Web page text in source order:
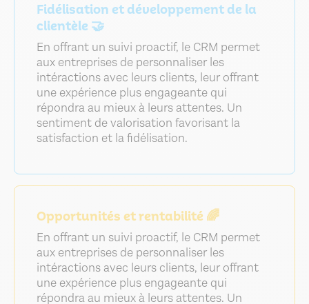
Fidélisation et développement de la
clientèle 🤝
En offrant un suivi proactif, le CRM permet
aux entreprises de personnaliser les
intéractions avec leurs clients, leur offrant
une expérience plus engageante qui
répondra au mieux à leurs attentes. Un
sentiment de valorisation favorisant la
satisfaction et la fidélisation.
Opportunités et rentabilité 🌈
En offrant un suivi proactif, le CRM permet
aux entreprises de personnaliser les
intéractions avec leurs clients, leur offrant
une expérience plus engageante qui
répondra au mieux à leurs attentes. Un